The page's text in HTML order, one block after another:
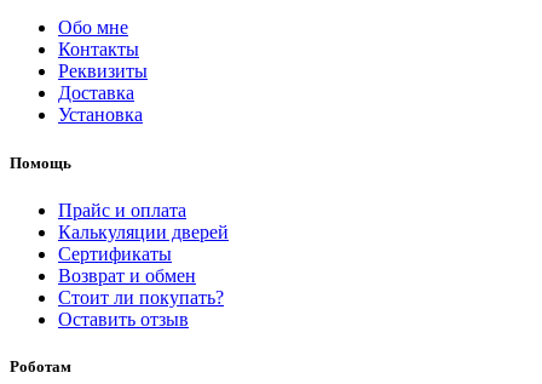
Обо мне
Контакты
Реквизиты
Доставка
Установка
Помощь
Прайс и оплата
Калькуляции дверей
Сертификаты
Возврат и обмен
Стоит ли покупать?
Оставить отзыв
Роботам